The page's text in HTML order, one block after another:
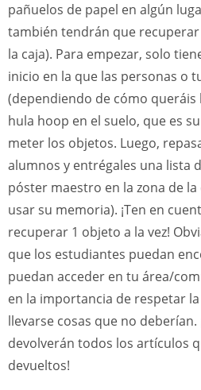
pañuelos de papel en algún
también tendrán que
la caja). Para empezar, solo
inicio en la que las personas o
(dependiendo de cómo
hula hoop en el suelo, que es
meter los objetos. Luego,
alumnos y entrégales una lista
póster maestro en la zona de
usar su memoria). ¡Ten en
recuperar 1 objeto a la vez!
que los estudiantes puedan
puedan acceder en tu área/
en la importancia de respetar
llevarse cosas que no deberían.
devolverán todos los artículos
devueltos!